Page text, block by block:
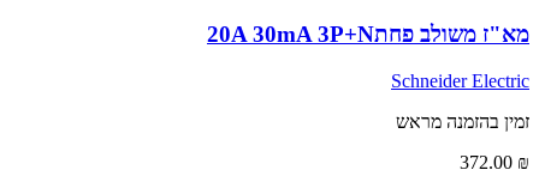
מא"ז משולב פחת20A 30mA 3P+N
Schneider Electric
זמין בהזמנה מראש
372.00 ₪